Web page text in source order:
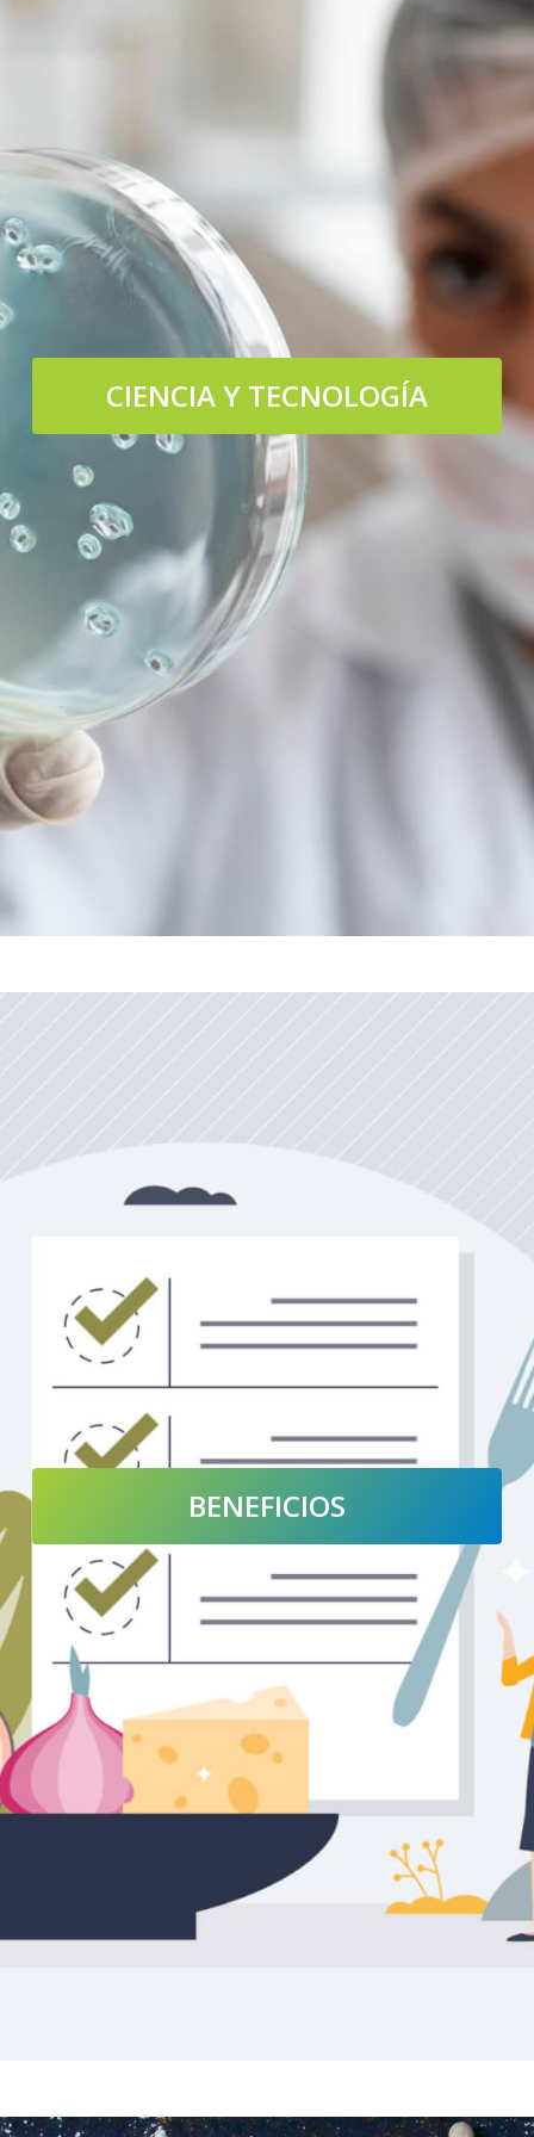
CIENCIA Y TECNOLOGÍA
BENEFICIOS